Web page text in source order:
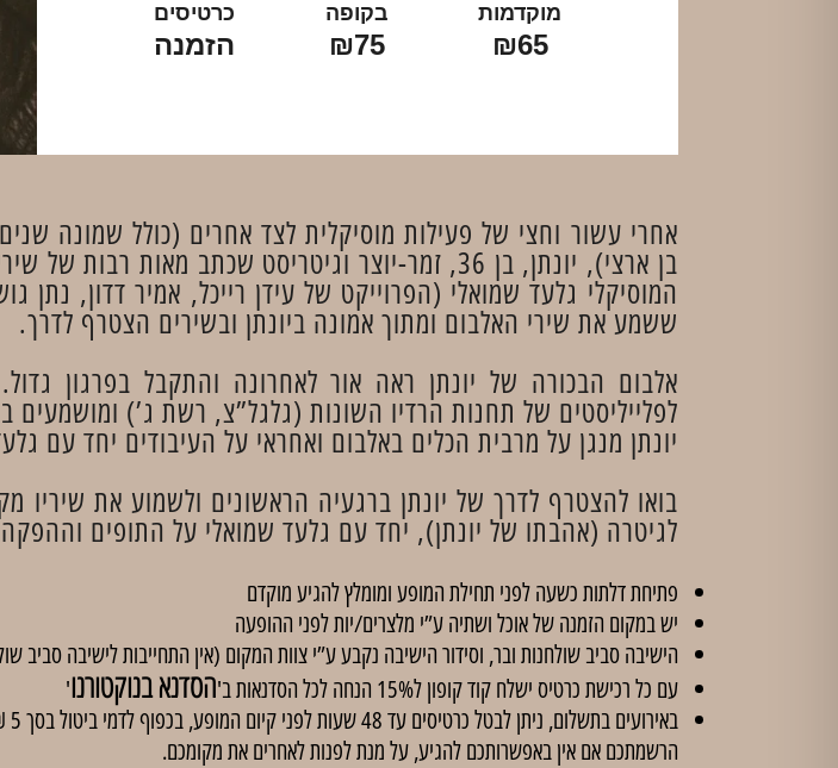
מוקדמות
₪65
בקופה
₪75
כרטיסים
הזמנה
אחרי עשור וחצי של פעילות מוסיקלית לצד אחרים (כולל שמונה
בן ארצי), יונתן, בן 36, זמר-יוצר וגיטריסט שכתב
המוסיקלי גלעד שמואלי (הפרוייקט של עידן רייכל, אמיר דדון, נתן
ששמע את שירי האלבום ומתוך אמונה ביונתן ובשירים הצטרף לדרך.
אלבום הבכורה של יונתן ראה אור לאחרונה והתקבל בפרגון
לפלייליסטים של תחנות הרדיו השונות (גלגל”צ, רשת ג’) ומושמעים
יונתן מנגן על מרבית הכלים באלבום ואחראי על העיבודים יחד עם
בואו להצטרף לדרך של יונתן ברגעיה הראשונים ולשמוע את
לגיטרה (אהבתו של יונתן), יחד עם גלעד שמואלי על התופים וההפקה
פתיחת דלתות כשעה לפני תחילת המופע ומומלץ להגיע מוקדם
יש במקום הזמנה של אוכל ושתיה ע”י מלצרים/יות לפני ההופעה
הישיבה סביב שולחנות ובר, וסידור הישיבה נקבע ע”י צוות המקום (אין התחייבות לישיבה סביב
עם כל רכישת כרטיס ישלח קוד קופון ל15% הנחה לכל הסדנאות ב'
הסדנא בנוקטורנו'
הרשמתכם אם אין באפשרותכם להגיע, על מנת לפנות לאחרים את מקומכם.